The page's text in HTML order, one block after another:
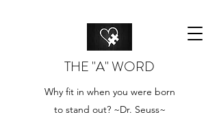
THE "A" WORD
Why fit in when you were born
to stand out? ~Dr. Seuss~